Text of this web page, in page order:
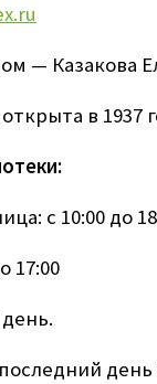
— Казакова
в 1937
с 10:00 до
17:00
день